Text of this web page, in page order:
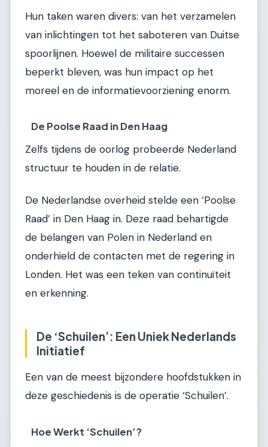
Hun taken waren divers: van het verzamelen
van inlichtingen tot het saboteren van Duitse
spoorlijnen. Hoewel de militaire successen
beperkt bleven, was hun impact op het
moreel en de informatievoorziening enorm.
De Poolse Raad in Den Haag
Zelfs tijdens de oorlog probeerde Nederland
structuur te houden in de relatie.
De Nederlandse overheid stelde een ‘Poolse
Raad’ in Den Haag in. Deze raad behartigde
de belangen van Polen in Nederland en
onderhield de contacten met de regering in
Londen. Het was een teken van continuïteit
en erkenning.
De ‘Schuilen’: Een Uniek Nederlands
Initiatief
Een van de meest bijzondere hoofdstukken in
deze geschiedenis is de operatie ‘Schuilen’.
Hoe Werkt ‘Schuilen’?